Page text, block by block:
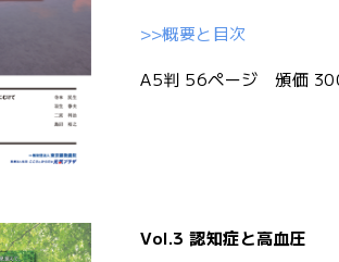
>>概要と目次
A5判 56ページ 頒価
Vol.3 認知症と高血圧